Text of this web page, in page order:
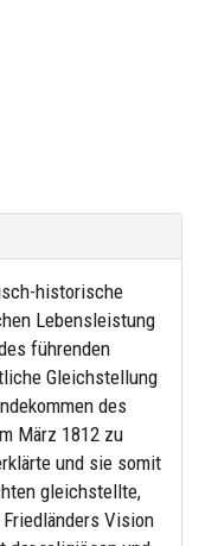
historische
Lebensleistung
führenden
Gleichstellung
des
März 1812 zu
und sie somit
gleichstellte,
Vision